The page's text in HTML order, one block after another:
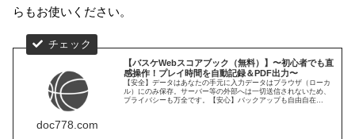
らもお使いください。
【バスケWebスコアブック（無料）】〜初心者でも直
感操作！プレイ時間を自動記録＆PDF出力〜
【安全】データはあなたの手元に入力データはブラウザ（ローカ
ル）にのみ保存。サーバー等の外部へは一切送信されないため、
プライバシーも万全です。【安心】バックアップも自由自在
doc778.com